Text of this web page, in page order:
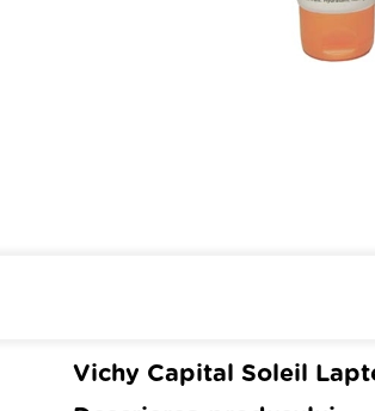
Vichy Capital Soleil